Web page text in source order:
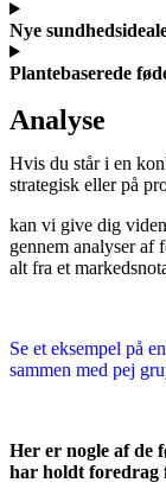
Nye
Plantebaserede
Analyse
Hvis du står i en
strategisk eller på
kan vi give dig
gennem analyser af
alt fra et
Se et eksempel på
sammen med pej
Her er nogle af de
har holdt foredrag